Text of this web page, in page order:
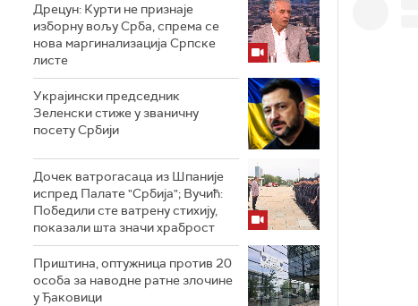
Дрецун: Курти не признаје
изборну вољу Срба, спрема се
нова маргинализација Српске
листе
Украјински председник
Зеленски стиже у званичну
посету Србији
Дочек ватрогасаца из Шпаније
испред Палате "Србија"; Вучић:
Победили сте ватрену стихију,
показали шта значи храброст
Приштина, оптужница против 20
особа за наводне ратне злочине
у Ђаковици